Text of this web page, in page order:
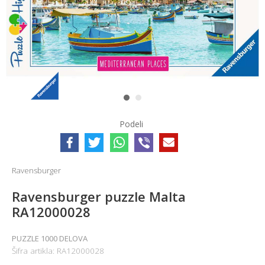
1 2
Podeli
Ravensburger
Ravensburger puzzle Malta
RA12000028
PUZZLE 1000 DELOVA
Šifra artikla: RA12000028